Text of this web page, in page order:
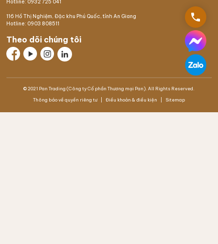
Hotline: 0932 725 041
116 Hồ Thị Nghiệm, Đặc khu Phú Quốc, tỉnh An Giang
Hotline: 0903 808511
Theo dõi chúng tôi
© 2021 Pan Trading (Công ty Cổ phần Thương mại Pan). All Rights Reserved.
Thông báo về quyền riêng tư Điều khoản & điều kiện Sitemap
phone